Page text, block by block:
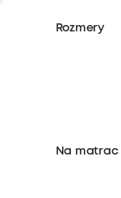
Rozmery
Na matrac